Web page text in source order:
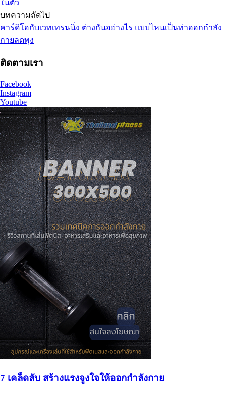
ในตัว
บทความถัดไป
คาร์ดิโอกับเวทเทรนนิ่ง ต่างกันอย่างไร แบบไหนเป็นท่าออกกําลัง
กายลดพุง
ติดตามเรา
Facebook
Instagram
Youtube
7 เคล็ดลับ สร้างแรงจูงใจให้ออกกำลังกาย